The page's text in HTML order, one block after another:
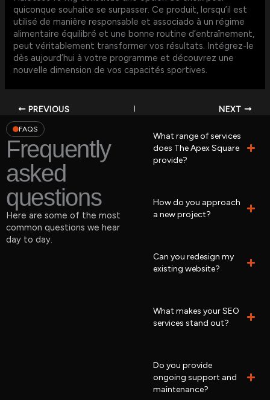
quiconque souhaite se surpasser. Ce produit, lorsqu’il est
utilisé de manière responsable et associado à un régime
alimentaire équilibré et une bonne routine d’entraînement,
peut véritablement transformer vos résultats. Intégrez-le
dès aujourd’hui à votre programme et découvrez une
nouvelle dimension de vos capacités sportives.
PREVIOUS NEXT
FAQS
Frequently
asked
questions
Here are some of the most
common questions we hear
day to day.
What range of services
does The Apex Square
provide?
How do you approach
a new project?
Can you redesign my
existing website?
What makes your SEO
services stand out?
Do you provide
ongoing support and
maintenance?